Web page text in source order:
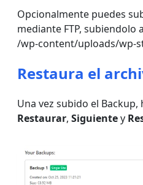
Opcionalmente puedes
mediante FTP, subiendolo
/wp-content/uploads/wp-
Restaura el
Una vez subido el Backup,
Restaurar, Siguientey